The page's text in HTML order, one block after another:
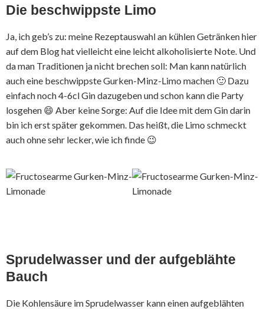
Die beschwippste Limo
Ja, ich geb’s zu: meine Rezeptauswahl an kühlen Getränken hier
auf dem Blog hat vielleicht eine leicht alkoholisierte Note. Und
da man Traditionen ja nicht brechen soll: Man kann natürlich
auch eine beschwippste Gurken-Minz-Limo machen 🙂 Dazu
einfach noch 4-6cl Gin dazugeben und schon kann die Party
losgehen 😄 Aber keine Sorge: Auf die Idee mit dem Gin darin
bin ich erst später gekommen. Das heißt, die Limo schmeckt
auch ohne sehr lecker, wie ich finde 😉
Sprudelwasser und der aufgeblähte
Bauch
Die Kohlensäure im Sprudelwasser kann einen aufgeblähten